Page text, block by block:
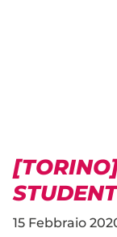
15 Febbraio